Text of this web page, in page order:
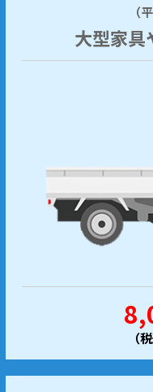
（
大型家具
（